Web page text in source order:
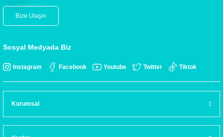
Bize Ulaşın
Sosyal Medyada Biz
Instagram Facebook Youtube Twitter Tiktok
Kurumsal